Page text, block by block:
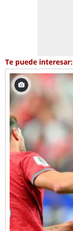
Te puede interesar: